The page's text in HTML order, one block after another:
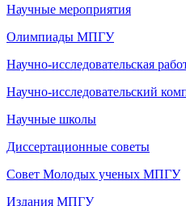
Научные мероприятия
Олимпиады МПГУ
Научно-исследовательская
Научно-исследовательский
Научные школы
Диссертационные советы
Совет Молодых ученых МПГУ
Издания МПГУ